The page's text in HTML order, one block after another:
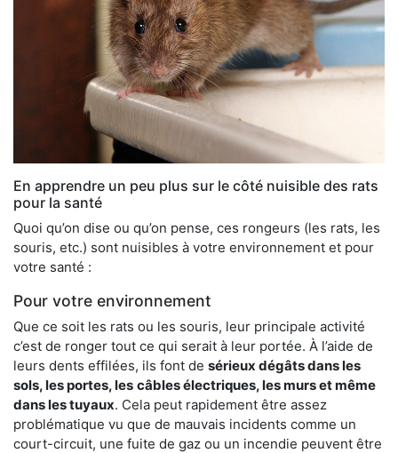
En apprendre un peu plus sur le côté nuisible des rats
pour la santé
Quoi qu’on dise ou qu’on pense, ces rongeurs (les rats, les
souris, etc.) sont nuisibles à votre environnement et pour
votre santé :
Pour votre environnement
Que ce soit les rats ou les souris, leur principale activité
c’est de ronger tout ce qui serait à leur portée. À l’aide de
leurs dents effilées, ils font de sérieux dégâts dans les
sols, les portes, les câbles électriques, les murs et même
dans les tuyaux. Cela peut rapidement être assez
problématique vu que de mauvais incidents comme un
court-circuit, une fuite de gaz ou un incendie peuvent être